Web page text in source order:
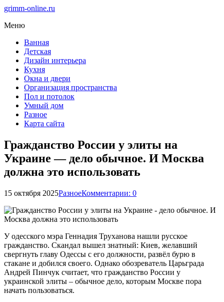
grimm-online.ru
Меню
Ванная
Детская
Дизайн интерьера
Кухня
Окна и двери
Организация пространства
Пол и потолок
Умный дом
Разное
Карта сайта
Гражданство России у элиты на
Украине — дело обычное. И Москва
должна это использовать
15 октября 2025РазноеКомментарии: 0
У одесского мэра Геннадия Труханова нашли русское
гражданство. Скандал вышел знатный: Киев, желавший
свергнуть главу Одессы с его должности, развёл бурю в
стакане и добился своего. Однако обозреватель Царьграда
Андрей Пинчук считает, что гражданство России у
украинской элиты – обычное дело, которым Москве пора
начать пользоваться.